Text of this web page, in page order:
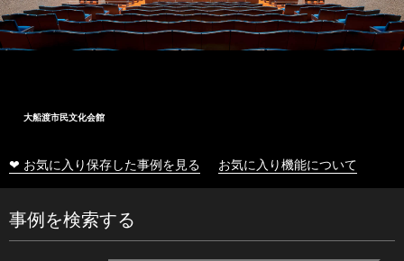
大船渡市民文化会館
❤ お気に入り保存した事例を見る お気に入り機能について
事例を検索する